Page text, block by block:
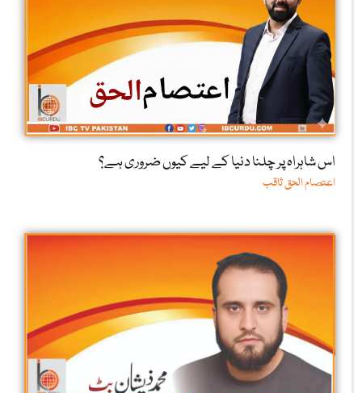
اس شاہراہ پر چلنا دنیا کے لیے کیوں ضروری ہے؟
اعتصام الحق ثاقب